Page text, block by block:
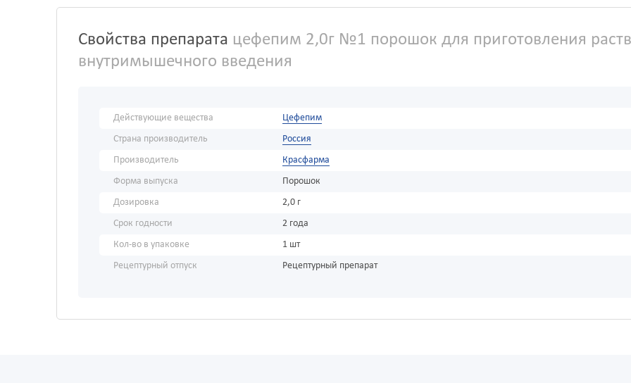
Свойства препарата цефепим 2,0г №1 порошок для приготовления
внутримышечного введения
Действующие вещества
Цефепим
Страна производитель
Россия
Производитель
Красфарма
Форма выпуска
Порошок
Дозировка
2,0 г
Срок годности
2 года
Кол-во в упаковке
1 шт
Рецептурный отпуск
Рецептурный препарат